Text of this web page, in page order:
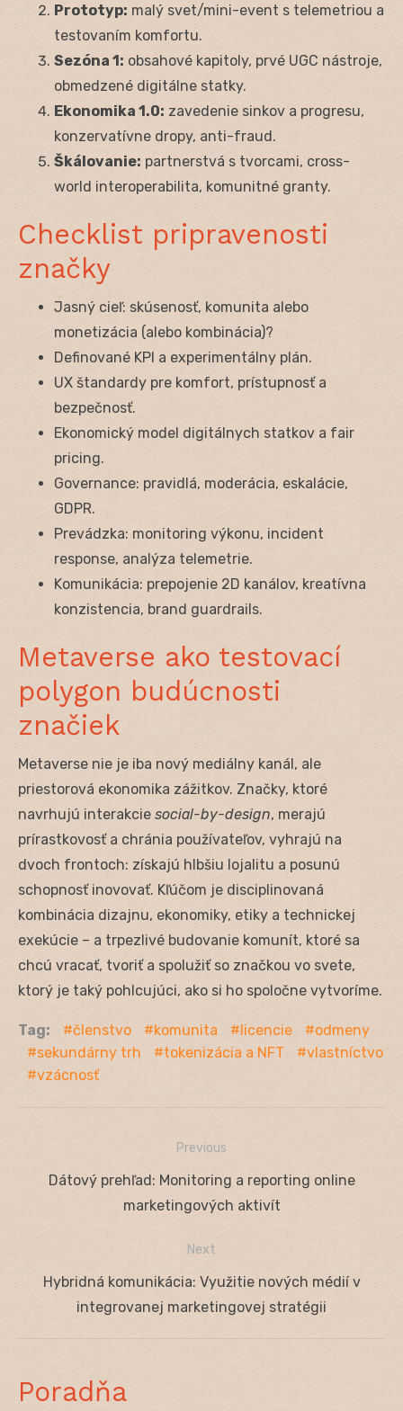
Prototyp: malý svet/mini-event s telemetriou a
testovaním komfortu.
Sezóna 1: obsahové kapitoly, prvé UGC nástroje,
obmedzené digitálne statky.
Ekonomika 1.0: zavedenie sinkov a progresu,
konzervatívne dropy, anti-fraud.
Škálovanie: partnerstvá s tvorcami, cross-
world interoperabilita, komunitné granty.
Checklist pripravenosti
značky
Jasný cieľ: skúsenosť, komunita alebo
monetizácia (alebo kombinácia)?
Definované KPI a experimentálny plán.
UX štandardy pre komfort, prístupnosť a
bezpečnosť.
Ekonomický model digitálnych statkov a fair
pricing.
Governance: pravidlá, moderácia, eskalácie,
GDPR.
Prevádzka: monitoring výkonu, incident
response, analýza telemetrie.
Komunikácia: prepojenie 2D kanálov, kreatívna
konzistencia, brand guardrails.
Metaverse ako testovací
polygon budúcnosti
značiek
Metaverse nie je iba nový mediálny kanál, ale
priestorová ekonomika zážitkov. Značky, ktoré
navrhujú interakcie social-by-design, merajú
prírastkovosť a chránia používateľov, vyhrajú na
dvoch frontoch: získajú hlbšiu lojalitu a posunú
schopnosť inovovať. Kľúčom je disciplinovaná
kombinácia dizajnu, ekonomiky, etiky a technickej
exekúcie – a trpezlivé budovanie komunít, ktoré sa
chcú vracať, tvoriť a spolužiť so značkou vo svete,
ktorý je taký pohlcujúci, ako si ho spoločne vytvoríme.
Tag: členstvo komunita licencie
odmeny
sekundárny trh
tokenizácia a NFT
vlastníctvo
vzácnosť
Navigácia
Previous
Previous
Dátový prehľad: Monitoring a reporting online
marketingových aktivít
Next
Next
Hybridná komunikácia: Využitie nových médií v
integrovanej marketingovej stratégii
Poradňa